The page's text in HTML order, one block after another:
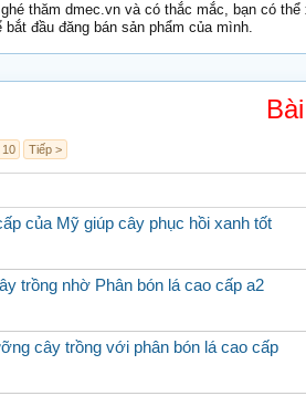
thăm dmec.vn và có thắc mắc, bạn có
bắt đầu đăng bán sản phẩm của mình.
10 Tiếp >
của Mỹ giúp cây phục hồi xanh tốt
trồng nhờ Phân bón lá cao cấp a2
cây trồng với phân bón lá cao cấp